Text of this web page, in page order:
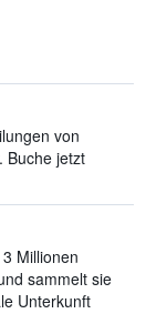
von
Buche jetzt
Millionen
sammelt sie
Unterkunft